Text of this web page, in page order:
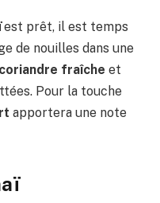
est prêt, il est temps
de nouilles dans une
coriandre fraîche et
Pour la touche
apportera une note